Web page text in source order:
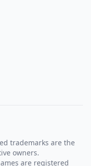
trademarks are the
owners.
are registered